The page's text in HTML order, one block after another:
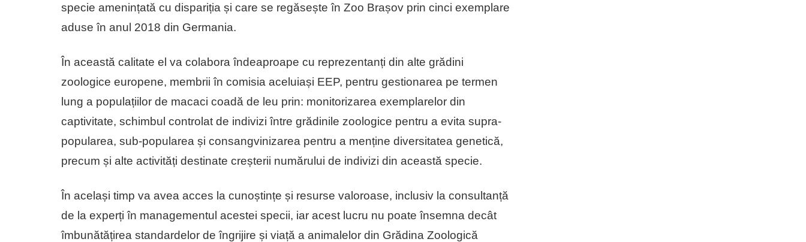
specie amenințată cu dispariția și care se regăsește în Zoo Brașov prin cinci exemplare
aduse în anul 2018 din Germania.
În această calitate el va colabora îndeaproape cu reprezentanți din alte grădini
zoologice europene, membrii în comisia aceluiași EEP, pentru gestionarea pe termen
lung a populațiilor de macaci coadă de leu prin: monitorizarea exemplarelor din
captivitate, schimbul controlat de indivizi între grădinile zoologice pentru a evita supra-
popularea, sub-popularea și consangvinizarea pentru a menține diversitatea genetică,
precum și alte activități destinate creșterii numărului de indivizi din această specie.
În același timp va avea acces la cunoștințe și resurse valoroase, inclusiv la consultanță
de la experți în managementul acestei specii, iar acest lucru nu poate însemna decât
îmbunătățirea standardelor de îngrijire și viață a animalelor din Grădina Zoologică